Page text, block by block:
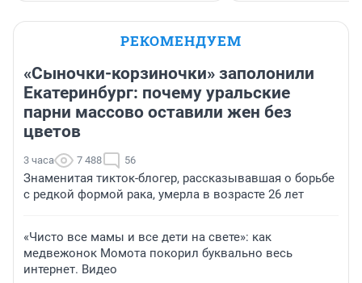
РЕКОМЕНДУЕМ
«Сыночки-корзиночки» заполонили
Екатеринбург: почему уральские
парни массово оставили жен без
цветов
3 часа 7 488 56
Знаменитая тикток-блогер, рассказывавшая о борьбе
с редкой формой рака, умерла в возрасте 26 лет
«Чисто все мамы и все дети на свете»: как
медвежонок Момота покорил буквально весь
интернет. Видео